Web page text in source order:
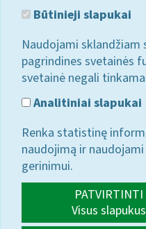
Būtinieji slapukai
Naudojami
pagrindines svetainės
svetainė negali
Analitiniai slapukai
Renka statistinę
naudojimą ir
gerinimui.
PATVIRTINTI
Visus slapukus